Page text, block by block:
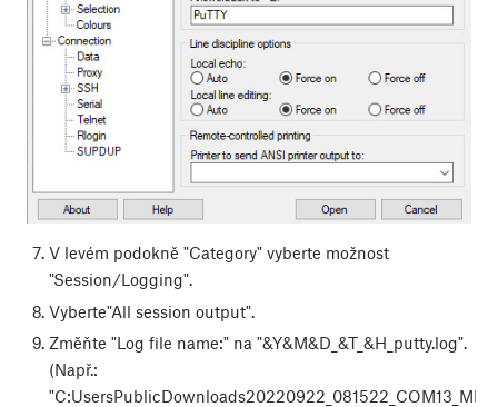
V levém podokně "Category" vyberte možnost
"Session/Logging".
Vyberte"All session output".
Změňte "Log file name:" na "&Y&M&D_&T_&H_putty.log".
(Např.: